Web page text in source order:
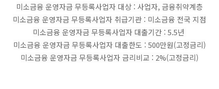
미소금융 운영자금 무등록사업자 대상 : 사업자, 금융취약계층
미소금융 운영자금 무등록사업자 취급기관 : 미소금융 전국 지점
미소금융 운영자금 무등록사업자 대출기간 : 5.5년
미소금융 운영자금 무등록사업자 대출한도 : 500만원(고정금리)
미소금융 운영자금 무등록사업자 금리비교 : 2%(고정금리)